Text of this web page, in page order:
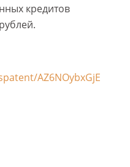
кредитов
AZ6NOybxGjE